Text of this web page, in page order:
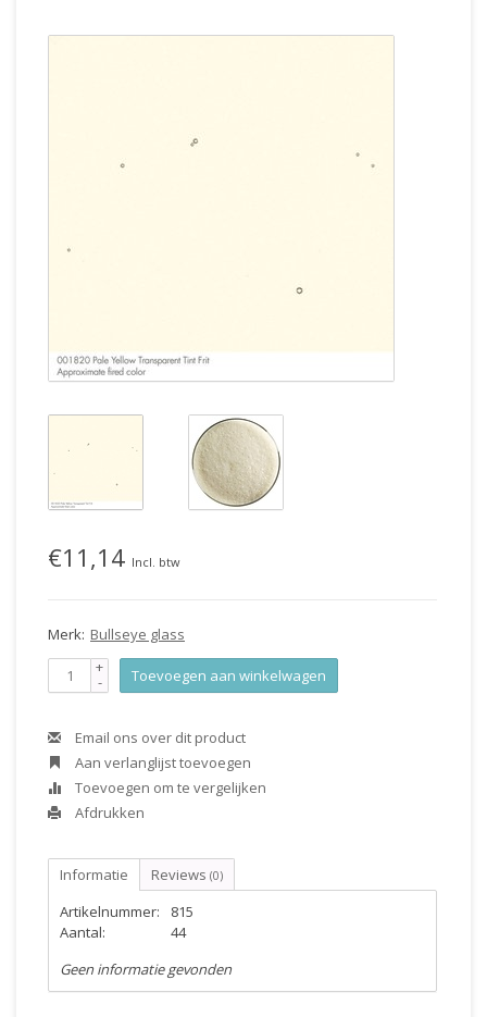
€11,14 Incl. btw
Merk: Bullseye glass
+
- Toevoegen aan winkelwagen
Email ons over dit product
Aan verlanglijst toevoegen
Toevoegen om te vergelijken
Afdrukken
Informatie Reviews (0)
Artikelnummer:
815
Aantal:
44
Geen informatie gevonden